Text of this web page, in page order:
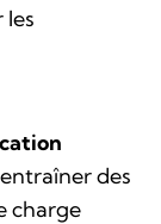
les
des
charge